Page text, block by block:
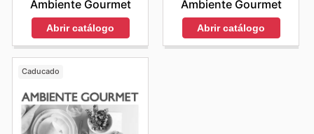
Ambiente Gourmet
Abrir catálogo
Ambiente Gourmet
Abrir catálogo
Caducado